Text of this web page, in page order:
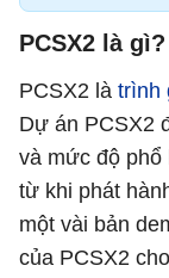
PCSX2 là gì?
PCSX2 là trình
Dự án PCSX2
và mức độ phổ
từ khi phát
một vài bản
của PCSX2